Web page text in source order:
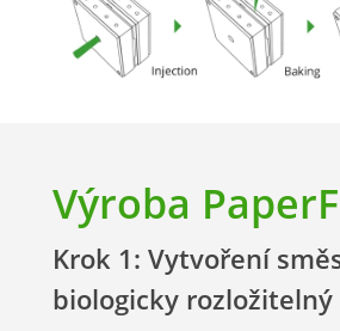
Výroba
Krok 1: Vytvoření
biologicky rozložitelný